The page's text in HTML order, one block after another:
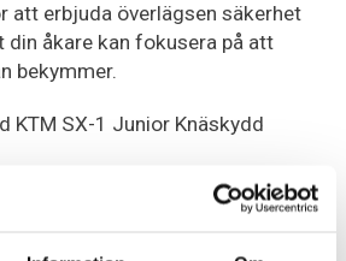
att erbjuda överlägsen säkerhet
åkare kan fokusera på att
bekymmer.
KTM SX-1 Junior Knäskydd
Håller benen